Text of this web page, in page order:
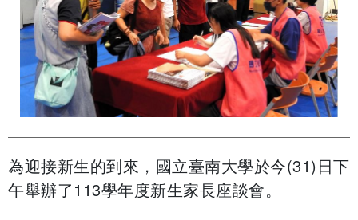
為迎接新生的到來，國立臺南大學於今(31)日下
午舉辦了113學年度新生家長座談會。